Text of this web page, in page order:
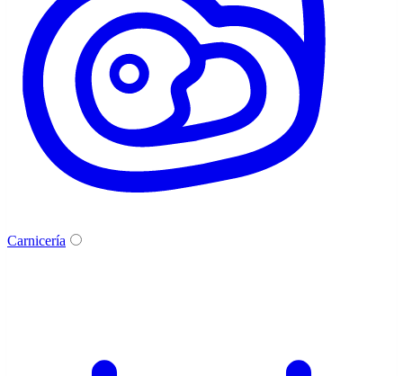
Carnicería